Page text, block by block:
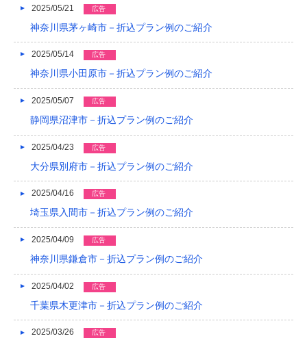
2015/10
2015/08
2015/07
2015/06
2015/05
2014/11
2014/09
2014/08
2014/07
2014/06
2025/05/21 広告
神奈川県茅ヶ崎市－折込プラン例のご紹介
2025/05/14 広告
神奈川県小田原市－折込プラン例のご紹介
2025/05/07 広告
静岡県沼津市－折込プラン例のご紹介
2025/04/23 広告
大分県別府市－折込プラン例のご紹介
2025/04/16 広告
埼玉県入間市－折込プラン例のご紹介
2025/04/09 広告
神奈川県鎌倉市－折込プラン例のご紹介
2025/04/02 広告
千葉県木更津市－折込プラン例のご紹介
2025/03/26 広告